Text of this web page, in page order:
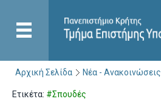
Αρχική Σελίδα Νέα - Ανακοινώσεις
Ετικέτα: #Σπουδές